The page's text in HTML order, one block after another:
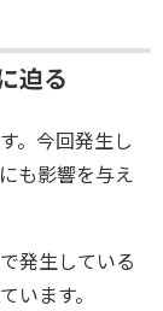
迫る
。今回発生し
も影響を与え
発生している
います。